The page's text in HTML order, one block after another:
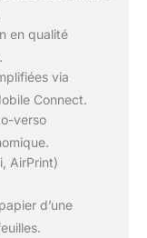
en qualité
via
Connect.
verso
AirPrint)
d’une